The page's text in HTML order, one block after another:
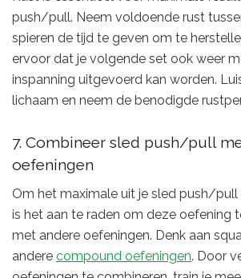
push/pull. Neem voldoende rust
spieren de tijd te geven om te
ervoor dat je volgende set ook weer
inspanning uitgevoerd kan worden.
lichaam en neem de benodigde
7. Combineer sled push/pull
oefeningen
Om het maximale uit je sled push/pull
is het aan te raden om deze oefening
met andere oefeningen. Denk aan
andere compound oefeningen. Door